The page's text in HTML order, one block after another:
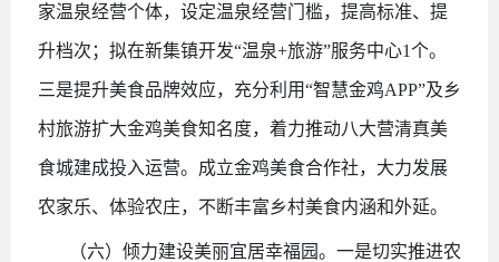
家温泉经营个体，设定温泉经营门槛，提高标准、提
升档次；拟在新集镇开发“温泉+旅游”服务中心1个。
三是提升美食品牌效应，充分利用“智慧金鸡APP”及乡
村旅游扩大金鸡美食知名度，着力推动八大营清真美
食城建成投入运营。成立金鸡美食合作社，大力发展
农家乐、体验农庄，不断丰富乡村美食内涵和外延。
（六）倾力建设美丽宜居幸福园。一是切实推进农